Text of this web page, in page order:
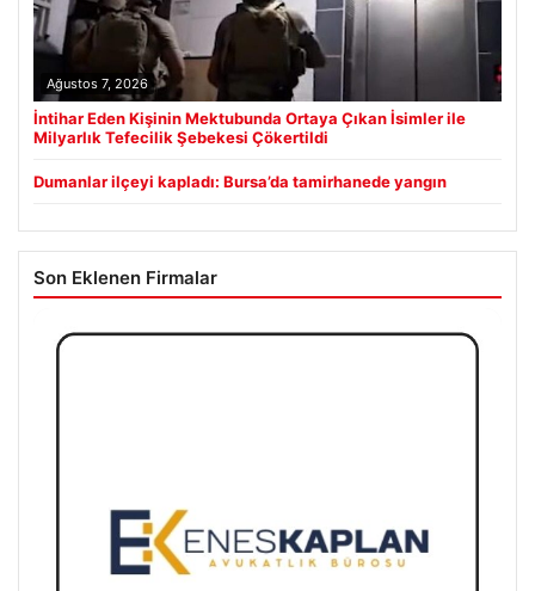
Ağustos 7, 2026
İntihar Eden Kişinin Mektubunda Ortaya Çıkan İsimler ile
Milyarlık Tefecilik Şebekesi Çökertildi
Dumanlar ilçeyi kapladı: Bursa’da tamirhanede yangın
Son Eklenen Firmalar